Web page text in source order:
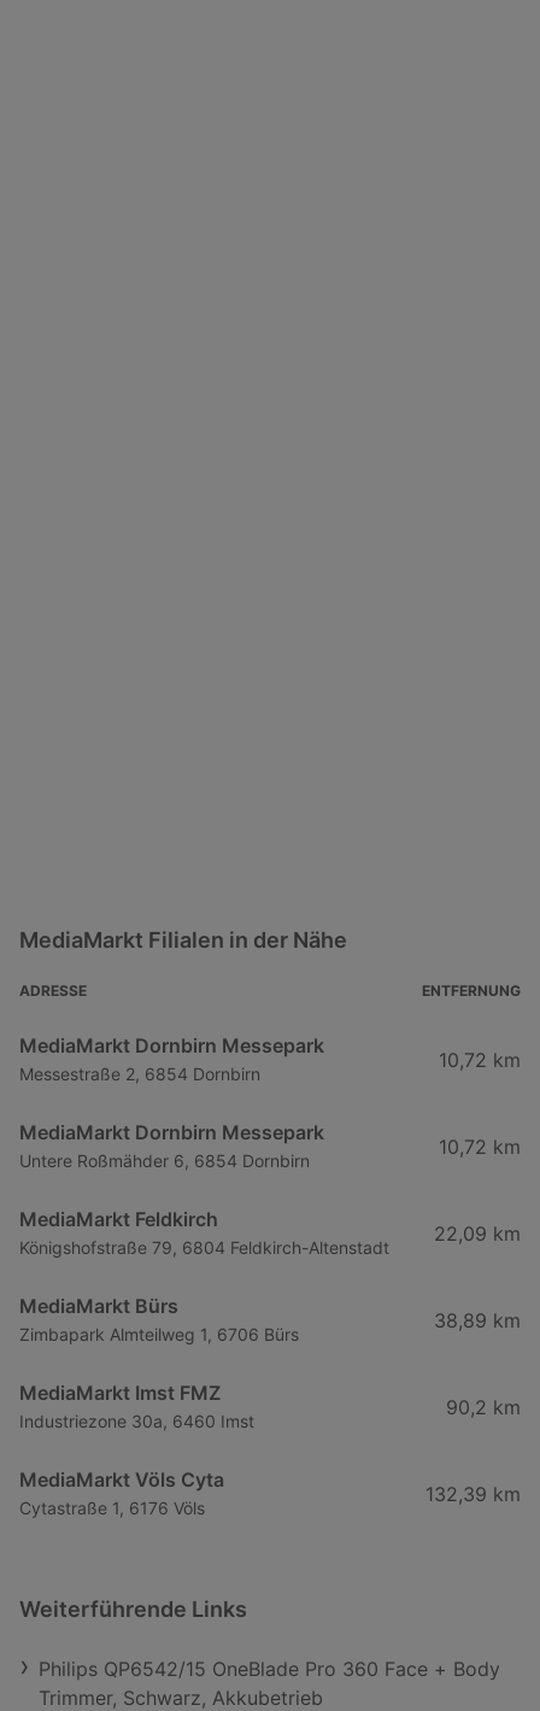
MediaMarkt Filialen in der Nähe
ADRESSE ENTFERNUNG
MediaMarkt Dornbirn Messepark
Messestraße 2, 6854 Dornbirn
10,72 km
MediaMarkt Dornbirn Messepark
Untere Roßmähder 6, 6854 Dornbirn
10,72 km
MediaMarkt Feldkirch
Königshofstraße 79, 6804 Feldkirch-Altenstadt
22,09 km
MediaMarkt Bürs
Zimbapark Almteilweg 1, 6706 Bürs
38,89 km
MediaMarkt Imst FMZ
Industriezone 30a, 6460 Imst
90,2 km
MediaMarkt Völs Cyta
Cytastraße 1, 6176 Völs
132,39 km
Weiterführende Links
Philips QP6542/15 OneBlade Pro 360 Face + Body
Trimmer, Schwarz, Akkubetrieb